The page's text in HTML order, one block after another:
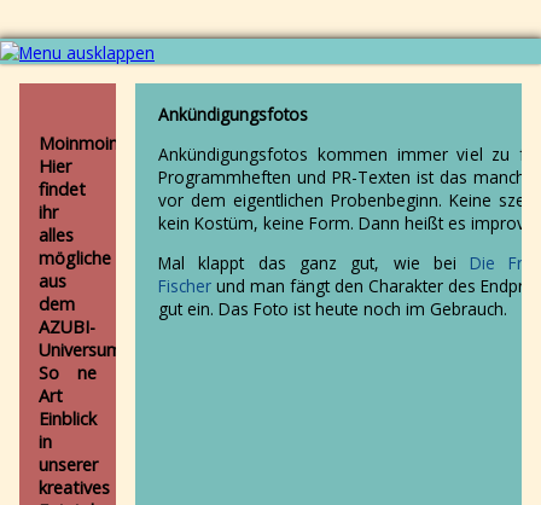
Aktuell
und
Co
Produktionen
Der
nackte
Kaiser
Zusi
Moinmoin.
Hier
findet
ihr
alles
mögliche
aus
dem
AZUBI-
Universum.
So ne
Art
Einblick
in
unserer
kreatives
Ankündigungsfotos
Ankündigungsfotos kommen immer viel zu
Programmheften und PR-Texten ist das
vor dem eigentlichen Probenbeginn. Keine
kein Kostüm, keine Form. Dann heißt es
Mal klappt das ganz gut, wie bei Die
Fischer und man fängt den Charakter des
gut ein. Das Foto ist heute noch im Gebrauch.